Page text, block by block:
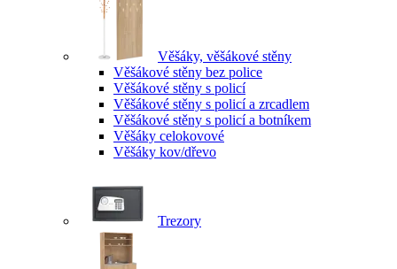
Věšáky, věšákové stěny
Věšákové stěny bez police
Věšákové stěny s policí
Věšákové stěny s policí a zrcadlem
Věšákové stěny s policí a botníkem
Věšáky celokovové
Věšáky kov/dřevo
Trezory